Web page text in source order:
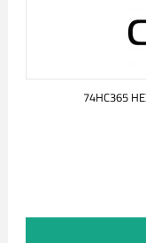
74HC365